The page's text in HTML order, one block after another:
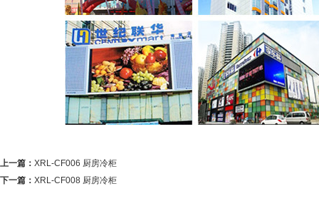
上一篇： XRL-CF006 厨房冷柜
下一篇： XRL-CF008 厨房冷柜